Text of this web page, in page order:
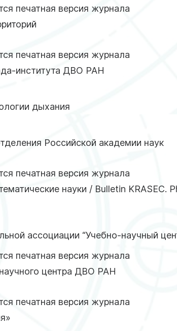
печатная версия журнала
печатная версия журнала
института ДВО РАН
дыхания
Российской академии наук
печатная версия журнала
науки / Bulletin KRASEC.
ассоциации “Учебно-научный
печатная версия журнала
центра ДВО РАН
печатная версия журнала